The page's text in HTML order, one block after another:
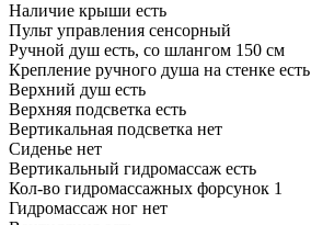
Наличие крыши есть
Пульт управления сенсорный
Ручной душ есть, со шлангом 150 см
Крепление ручного душа на стенке есть
Верхний душ есть
Верхняя подсветка есть
Вертикальная подсветка нет
Сиденье нет
Вертикальный гидромассаж есть
Кол-во гидромассажных форсунок 1
Гидромассаж ног нет